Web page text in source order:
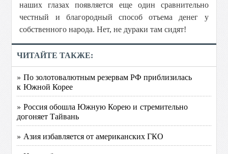
наших глазах появляется еще один сравнительно
честный и благородный способ отъема денег у
собственного народа. Нет, не дураки там сидят!
ЧИТАЙТЕ ТАКЖЕ:
» По золотовалютным резервам РФ приблизилась
к Южной Корее
» Россия обошла Южную Корею и стремительно
догоняет Тайвань
» Азия избавляется от американских ГКО